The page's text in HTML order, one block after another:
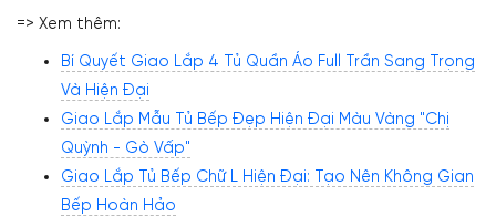
=> Xem thêm:
Bí Quyết Giao Lắp 4 Tủ Quần Áo Full Trần Sang Trọng
Và Hiện Đại
Giao Lắp Mẫu Tủ Bếp Đẹp Hiện Đại Màu Vàng "Chị
Quỳnh - Gò Vấp"
Giao Lắp Tủ Bếp Chữ L Hiện Đại: Tạo Nên Không Gian
Bếp Hoàn Hảo